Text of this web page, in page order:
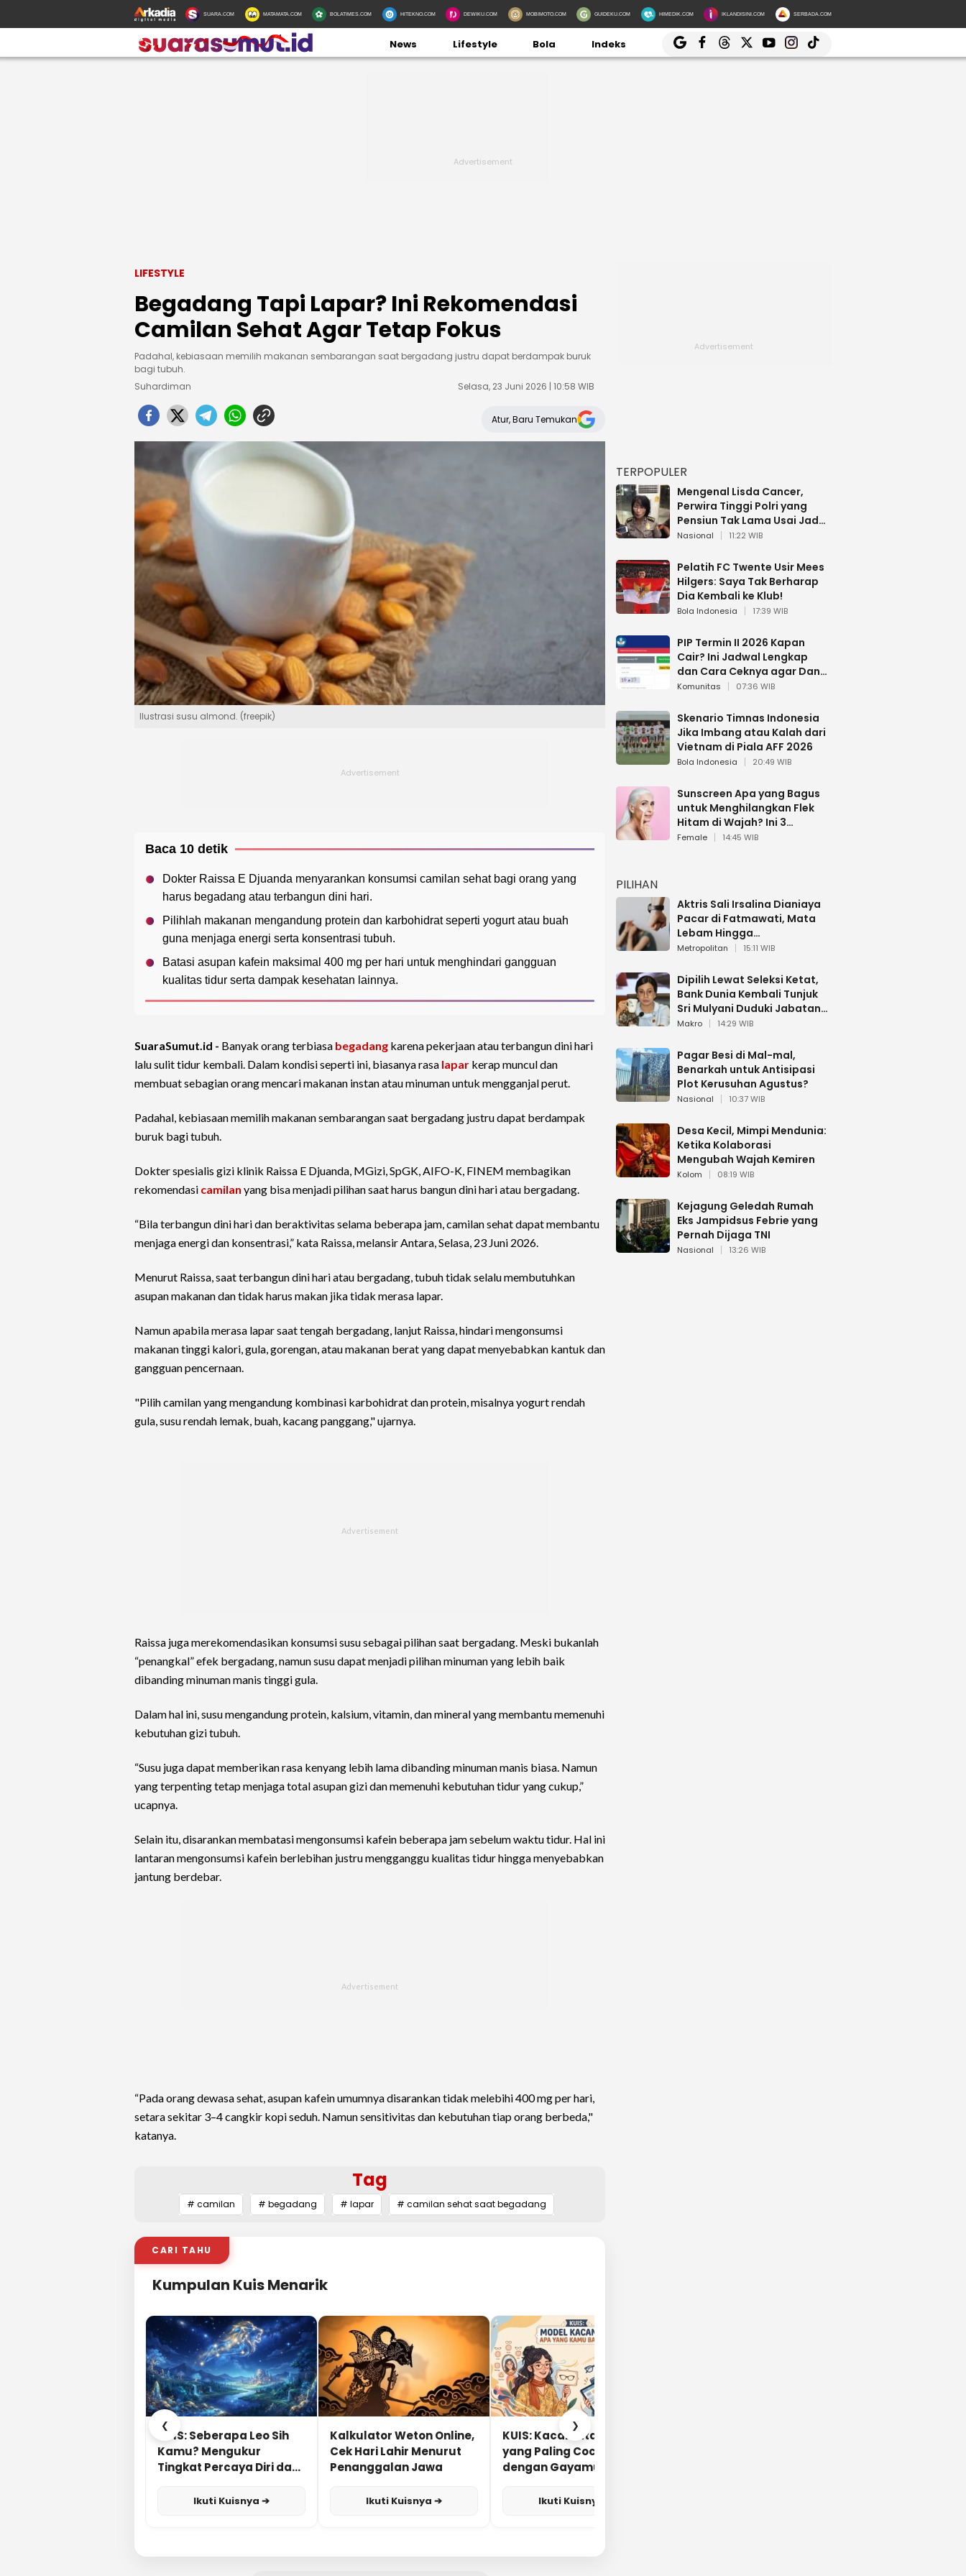
SUARA.COM MATAMATA.COM BOLATIMES.COM HITEKNO.COM DEWIKU.COM MOBIMOTO.COM GUIDEKU.COM HIMEDIK.COM IKLANDISINI.COM SERBADA.COM
News Lifestyle Bola Indeks
LIFESTYLE
Begadang Tapi Lapar? Ini Rekomendasi
Camilan Sehat Agar Tetap Fokus
Padahal, kebiasaan memilih makanan sembarangan saat bergadang justru dapat berdampak buruk
bagi tubuh.
Suhardiman
Selasa, 23 Juni 2026 | 10:58 WIB
Atur, Baru Temukan
Ilustrasi susu almond. (freepik)
Baca 10 detik
Dokter Raissa E Djuanda menyarankan konsumsi camilan sehat bagi orang yang
harus begadang atau terbangun dini hari.
Pilihlah makanan mengandung protein dan karbohidrat seperti yogurt atau buah
guna menjaga energi serta konsentrasi tubuh.
Batasi asupan kafein maksimal 400 mg per hari untuk menghindari gangguan
kualitas tidur serta dampak kesehatan lainnya.
SuaraSumut.id - Banyak orang terbiasa begadang karena pekerjaan atau terbangun dini hari
lalu sulit tidur kembali. Dalam kondisi seperti ini, biasanya rasa lapar kerap muncul dan
membuat sebagian orang mencari makanan instan atau minuman untuk mengganjal perut.
Padahal, kebiasaan memilih makanan sembarangan saat bergadang justru dapat berdampak
buruk bagi tubuh.
Dokter spesialis gizi klinik Raissa E Djuanda, MGizi, SpGK, AIFO-K, FINEM membagikan
rekomendasi camilan yang bisa menjadi pilihan saat harus bangun dini hari atau bergadang.
“Bila terbangun dini hari dan beraktivitas selama beberapa jam, camilan sehat dapat membantu
menjaga energi dan konsentrasi,” kata Raissa, melansir Antara, Selasa, 23 Juni 2026.
Menurut Raissa, saat terbangun dini hari atau bergadang, tubuh tidak selalu membutuhkan
asupan makanan dan tidak harus makan jika tidak merasa lapar.
Namun apabila merasa lapar saat tengah bergadang, lanjut Raissa, hindari mengonsumsi
makanan tinggi kalori, gula, gorengan, atau makanan berat yang dapat menyebabkan kantuk dan
gangguan pencernaan.
"Pilih camilan yang mengandung kombinasi karbohidrat dan protein, misalnya yogurt rendah
gula, susu rendah lemak, buah, kacang panggang," ujarnya.
Raissa juga merekomendasikan konsumsi susu sebagai pilihan saat bergadang. Meski bukanlah
“penangkal” efek bergadang, namun susu dapat menjadi pilihan minuman yang lebih baik
dibanding minuman manis tinggi gula.
Dalam hal ini, susu mengandung protein, kalsium, vitamin, dan mineral yang membantu memenuhi
kebutuhan gizi tubuh.
“Susu juga dapat memberikan rasa kenyang lebih lama dibanding minuman manis biasa. Namun
yang terpenting tetap menjaga total asupan gizi dan memenuhi kebutuhan tidur yang cukup,”
ucapnya.
Selain itu, disarankan membatasi mengonsumsi kafein beberapa jam sebelum waktu tidur. Hal ini
lantaran mengonsumsi kafein berlebihan justru mengganggu kualitas tidur hingga menyebabkan
jantung berdebar.
“Pada orang dewasa sehat, asupan kafein umumnya disarankan tidak melebihi 400 mg per hari,
setara sekitar 3–4 cangkir kopi seduh. Namun sensitivitas dan kebutuhan tiap orang berbeda,"
katanya.
Tag
# camilan # begadang # lapar # camilan sehat saat begadang
CARI TAHU
Kumpulan Kuis Menarik
❮
KUIS: Seberapa Leo Sih
Kamu? Mengukur
Tingkat Percaya Diri dan
Ikuti Kuisnya ➔
Kalkulator Weton Online,
Cek Hari Lahir Menurut
Penanggalan Jawa
Ikuti Kuisnya ➔
KUIS: Kacamata Apa
yang Paling Cocok
dengan Gayamu?
Ikuti Kuisnya ➔
❯
TERPOPULER
Mengenal Lisda Cancer,
Perwira Tinggi Polri yang
Pensiun Tak Lama Usai Jadi
Brigjen
Nasional 11:22 WIB
Pelatih FC Twente Usir Mees
Hilgers: Saya Tak Berharap
Dia Kembali ke Klub!
Bola Indonesia 17:39 WIB
PIP Termin II 2026 Kapan
Cair? Ini Jadwal Lengkap
dan Cara Ceknya agar Dana
Tidak Hangus!
Komunitas 07:36 WIB
Skenario Timnas Indonesia
Jika Imbang atau Kalah dari
Vietnam di Piala AFF 2026
Bola Indonesia 20:49 WIB
Sunscreen Apa yang Bagus
untuk Menghilangkan Flek
Hitam di Wajah? Ini 3
Rekomendasi sesuai Review
Female 14:45 WIB
PILIHAN
Aktris Sali Irsalina Dianiaya
Pacar di Fatmawati, Mata
Lebam Hingga
Diselamatkan Polantas
Metropolitan 15:11 WIB
Dipilih Lewat Seleksi Ketat,
Bank Dunia Kembali Tunjuk
Sri Mulyani Duduki Jabatan
Strategis
Makro 14:29 WIB
Pagar Besi di Mal-mal,
Benarkah untuk Antisipasi
Plot Kerusuhan Agustus?
Nasional 10:37 WIB
Desa Kecil, Mimpi Mendunia:
Ketika Kolaborasi
Mengubah Wajah Kemiren
Kolom 08:19 WIB
Kejagung Geledah Rumah
Eks Jampidsus Febrie yang
Pernah Dijaga TNI
Nasional 13:26 WIB